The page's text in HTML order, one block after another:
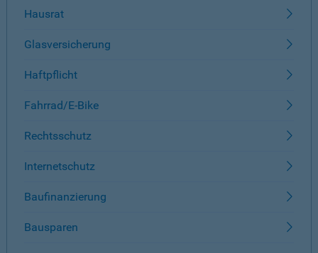
Hausrat
Glasversicherung
Haftpflicht
Fahrrad/E-Bike
Rechtsschutz
Internetschutz
Baufinanzierung
Bausparen